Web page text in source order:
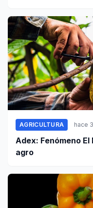
AGRICULTURA hace
Adex: Fenómeno
agro